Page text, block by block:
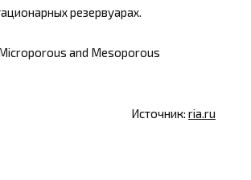
резервуарах.
and Mesoporous
Источник: ria.ru